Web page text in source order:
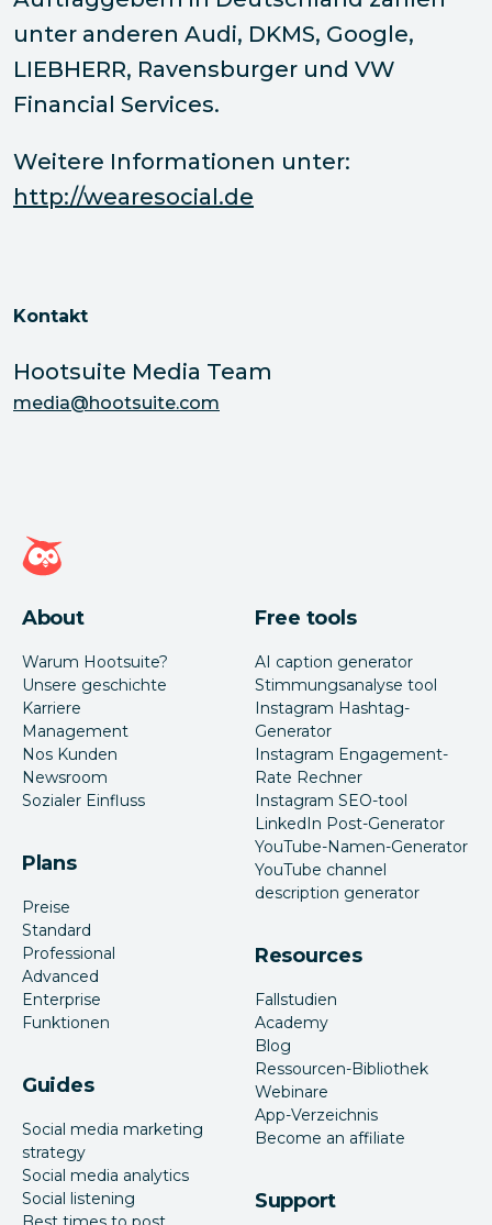
unter anderen Audi, DKMS, Google,
LIEBHERR, Ravensburger und VW
Financial Services.
Weitere Informationen unter:
http://wearesocial.de
Kontakt
Hootsuite Media Team
media@hootsuite.com
Hootsuite Homepage
About
Warum Hootsuite?
Unsere geschichte
Karriere
Management
Nos Kunden
Newsroom
Sozialer Einfluss
Plans
Preise
Standard
Professional
Advanced
Enterprise
Funktionen
Guides
Social media marketing
strategy
Social media analytics
Social listening
Free tools
AI caption generator
Stimmungsanalyse tool
Instagram Hashtag-
Generator
Instagram Engagement-
Rate Rechner
Instagram SEO-tool
LinkedIn Post-Generator
YouTube-Namen-Generator
YouTube channel
description generator
Resources
Fallstudien
Academy
Blog
Ressourcen-Bibliothek
Webinare
App-Verzeichnis
Become an affiliate
Support